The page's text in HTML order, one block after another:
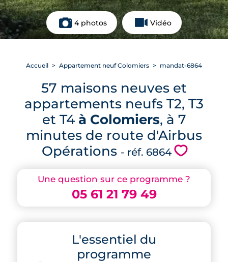
4 photos Vidéo
Une question sur ce programme ?
05 61 21 79 49
L'essentiel du
programme
Accueil Appartement neuf Colomiers mandat-6864
57 maisons neuves et
appartements neufs T2, T3
et T4 à Colomiers, à 7
minutes de route d'Airbus
Opérations - réf. 6864 💗